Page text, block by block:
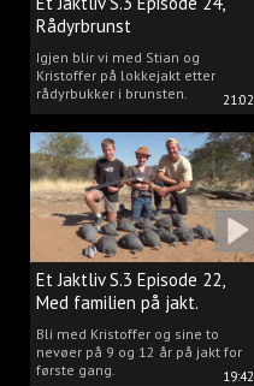
21:02
Rådyrbrunst
Igjen blir vi med Stian og
Kristoffer på lokkejakt etter
rådyrbukker i brunsten.
19:42
Et Jaktliv S.3 Episode 22,
Med familien på jakt.
Bli med Kristoffer og sine to
nevøer på 9 og 12 år på jakt for
første gang.